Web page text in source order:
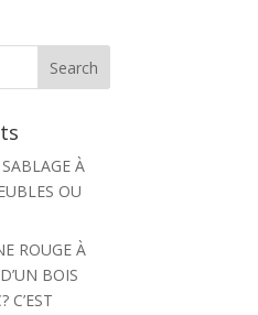
À
OU
ROUGE À
BOIS
C’EST